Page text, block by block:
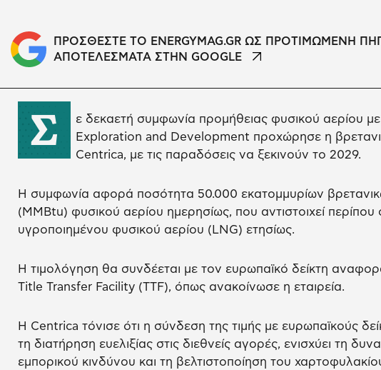
ΠΡΟΣΘΕΣΤΕ ΤΟ ENERGYMAG.GR ΩΣ ΠΡΟΤΙΜΩΜΕΝΗ
ΑΠΟΤΕΛΕΣΜΑΤΑ ΣΤΗΝ GOOGLE
Σ
ε δεκαετή συμφωνία προμήθειας φυσικού αερίου
Exploration and Development προχώρησε η
Centrica, με τις παραδόσεις να ξεκινούν το 2029.
Η συμφωνία αφορά ποσότητα 50.000 εκατομμυρίων
(MMBtu) φυσικού αερίου ημερησίως, που αντιστοιχεί περίπου
υγροποιημένου φυσικού αερίου (LNG) ετησίως.
Η τιμολόγηση θα συνδέεται με τον ευρωπαϊκό δείκτη
Title Transfer Facility (TTF), όπως ανακοίνωσε η εταιρεία.
Η Centrica τόνισε ότι η σύνδεση της τιμής με ευρωπαϊκούς
τη διατήρηση ευελιξίας στις διεθνείς αγορές, ενισχύει τη
εμπορικού κινδύνου και τη βελτιστοποίηση του